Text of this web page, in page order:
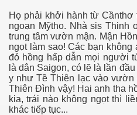
Họ phải khởi hành từ
ngoạn Mỹtho. Nhà sis Thinh
trung tâm vườn mận. Mận
ngọt làm sao! Các bạn
đỏ hồng hấp dẫn mọi người
là dân Saigon, có lẽ là lần
y như Tề Thiên lạc vào
Thiên Đình vậy! Hai anh tha
kia, trái nào không ngọt thì
khác tiếp tục...